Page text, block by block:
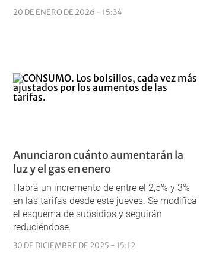
20 DE ENERO DE 2026 - 15:34
Anunciaron cuánto aumentarán la
luz y el gas en enero
Habrá un incremento de entre el 2,5% y 3%
en las tarifas desde este jueves. Se modifica
el esquema de subsidios y seguirán
reduciéndose.
30 DE DICIEMBRE DE 2025 - 15:12